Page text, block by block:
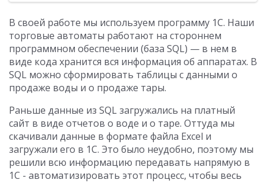
В своей работе мы используем программу 1С. Наши
торговые автоматы работают на стороннем
программном обеспечении (база SQL) — в нем в
виде кода хранится вся информация об аппаратах. В
SQL можно сформировать таблицы с данными о
продаже воды и о продаже тары.
Раньше данные из SQL загружались на платный
сайт в виде отчетов о воде и о таре. Оттуда мы
скачивали данные в формате файла Excel и
загружали его в 1С. Это было неудобно, поэтому мы
решили всю информацию передавать напрямую в
1С - автоматизировать этот процесс, чтобы весь